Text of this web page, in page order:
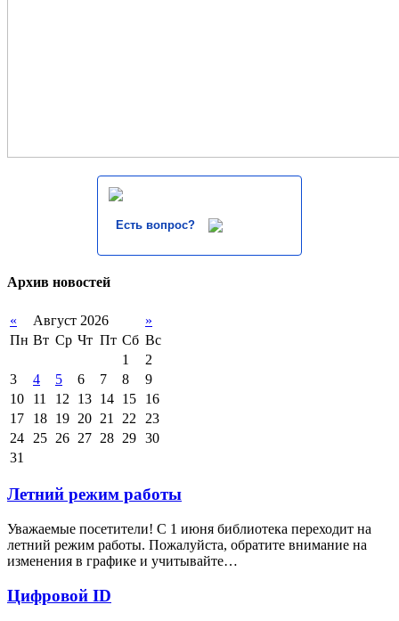
Есть вопрос?
Архив новостей
« Август 2026
»
Пн Вт Ср Чт Пт Сб Вс
1
2
3
4 5 6 7 8
9
10
11 12 13 14 15
16
17
18 19 20 21 22
23
24
25 26 27 28 29 30
31
Летний режим работы
Уважаемые посетители! С 1 июня библиотека переходит на
летний режим работы. Пожалуйста, обратите внимание на
изменения в графике и учитывайте…
Цифровой ID